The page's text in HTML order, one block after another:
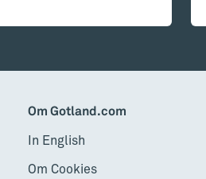
Om Gotland.com
In English
Om Cookies